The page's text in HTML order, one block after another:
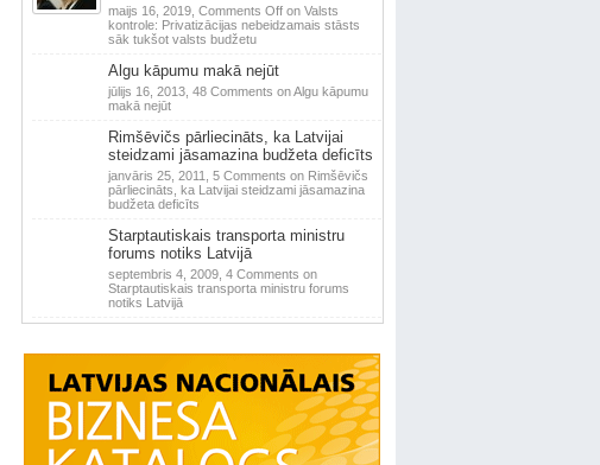
maijs 16, 2019, Comments Offon Valsts
kontrole: Privatizācijas nebeidzamais stāsts
sāk tukšot valsts budžetu
Algu kāpumu makā nejūt
jūlijs 16, 2013, 48 Comments on Algu kāpumu
makā nejūt
Rimšēvičs pārliecināts, ka Latvijai
steidzami jāsamazina budžeta deficīts
janvāris 25, 2011, 5 Comments on Rimšēvičs
pārliecināts, ka Latvijai steidzami jāsamazina
budžeta deficīts
Starptautiskais transporta ministru
forums notiks Latvijā
septembris 4, 2009, 4 Comments on
Starptautiskais transporta ministru forums
notiks Latvijā